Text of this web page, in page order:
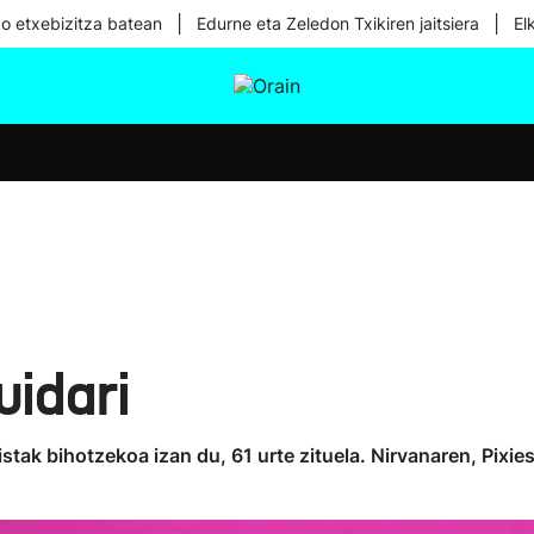
etxebizitza batean Edurne eta Zeledon Txikiren jaitsiera
bihotzekoa izan du, 61 urte zituela. Nirvanaren,